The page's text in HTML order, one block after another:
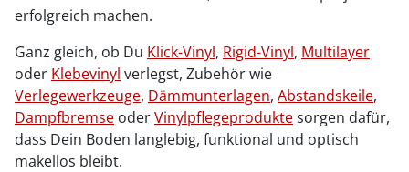
erfolgreich machen.
Ganz gleich, ob Du Klick-Vinyl, Rigid-Vinyl, Multilayer
oder Klebevinyl verlegst, Zubehör wie
Verlegewerkzeuge, Dämmunterlagen, Abstandskeile,
Dampfbremse oderVinylpflegeproduktesorgen dafür,
dass Dein Boden langlebig, funktional und optisch
makellos bleibt.